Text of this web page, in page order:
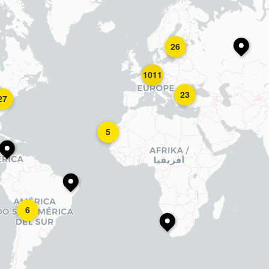
6
26
5
23
1011